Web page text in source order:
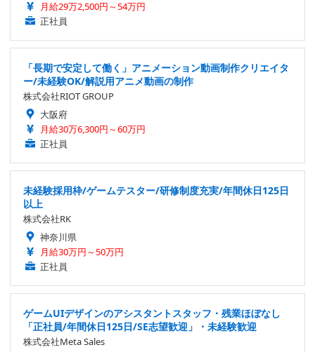
月給29万2,500円～54万円
正社員
「長期で安定して働く」アニメーション動画制作クリエイタ
ー/未経験OK/解説用アニメ動画の制作
株式会社RIOT GROUP
大阪府
月給30万6,300円～60万円
正社員
未経験採用枠/ゲームテスター/研修制度充実/年間休日125日
以上
株式会社RK
神奈川県
月給30万円～50万円
正社員
ゲームUIデザインのアシスタントスタッフ・残業ほぼなし
「正社員/年間休日125日/SE志望歓迎」・未経験歓迎
株式会社Meta Sales